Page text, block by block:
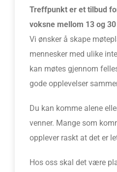
Treffpunkt er et tilbud
voksne mellom 13 og
Vi ønsker å skape
mennesker med ulike
kan møtes gjennom
gode opplevelser
Du kan komme alene
venner. Mange som
opplever raskt at det er
Hos oss skal det være